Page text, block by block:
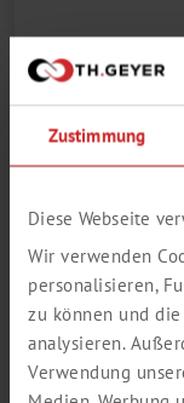
Zustimmung
Diese Webseite
Wir verwenden
personalisieren,
zu können und
analysieren.
Verwendung
Zur schnellen,
unterschiedlicher
für Laboratorien,
Kopf des Zylinders
Tag....
Typ
Max.
Speicherkapazität